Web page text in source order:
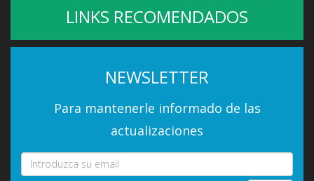
LINKS RECOMENDADOS
NEWSLETTER
Para mantenerle informado de las
actualizaciones